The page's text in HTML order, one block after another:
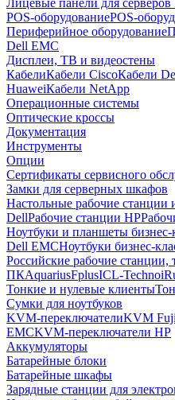
POS-оборудованиеPOS-
Периферийное оборудование
Dell EMC
Дисплеи, ТВ и видеостены
КабелиКабели CiscoКабели
HuaweiКабели NetApp
Операционные системы
Оптические кроссы
Документация
Инструменты
Опции
Сертификаты сервисного
Замки для серверных шкафов
Настольные рабочие
DellРабочие станции HP
Ноутбуки и планшеты бизнес-
Dell EMCНоутбуки бизнес-
Российские рабочие станции,
ПКAquariusFplusICL-Techno
Тонкие и нулевые клиенты
Сумки для ноутбуков
KVM-переключателиKVM
EMCKVM-переключатели HP
Аккумуляторы
Батарейные блоки
Батарейные шкафы
Зарядные станции для